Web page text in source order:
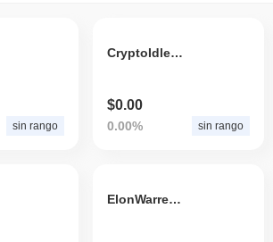
sin rango
CryptoIdleUniverse
$0.00
0.00% sin rango
ElonWarrenGatesBezos